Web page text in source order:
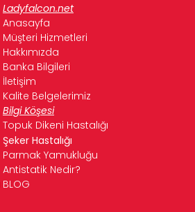
Ladyfalcon.net
Anasayfa
Müşteri Hizmetleri
Hakkımızda
Banka Bilgileri
İletişim
Kalite Belgelerimiz
Bilgi Köşesi
Topuk Dikeni Hastalığı
Şeker Hastalığı
Parmak Yamukluğu
Antistatik Nedir?
BLOG